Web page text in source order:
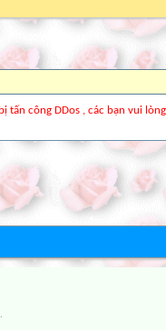
tấn công DDos , các bạn vui lòng